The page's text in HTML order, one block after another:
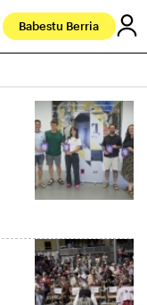
Babestu Berria